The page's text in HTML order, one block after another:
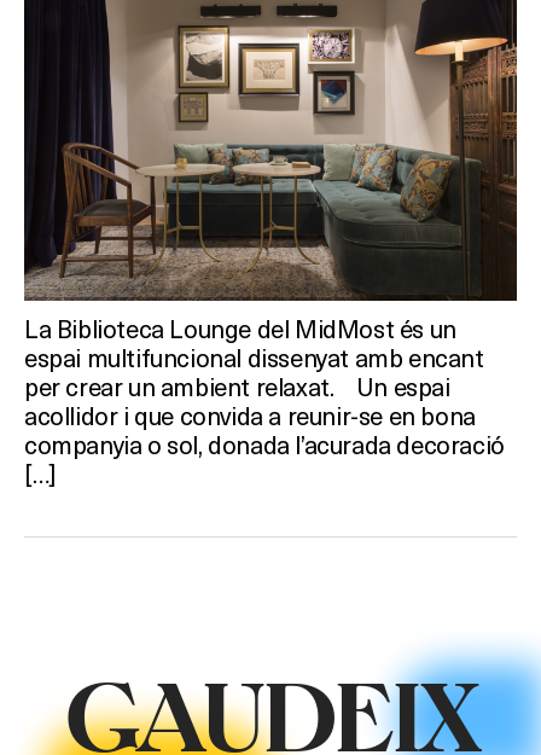
La Biblioteca Lounge del MidMost és un
espai multifuncional dissenyat amb encant
per crear un ambient relaxat. Un espai
acollidor i que convida a reunir-se en bona
companyia o sol, donada l’acurada decoració
[…]
GAUDEIX